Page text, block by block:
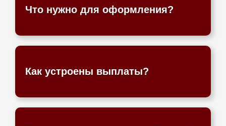
Что нужно для оформления?
Как устроены выплаты?